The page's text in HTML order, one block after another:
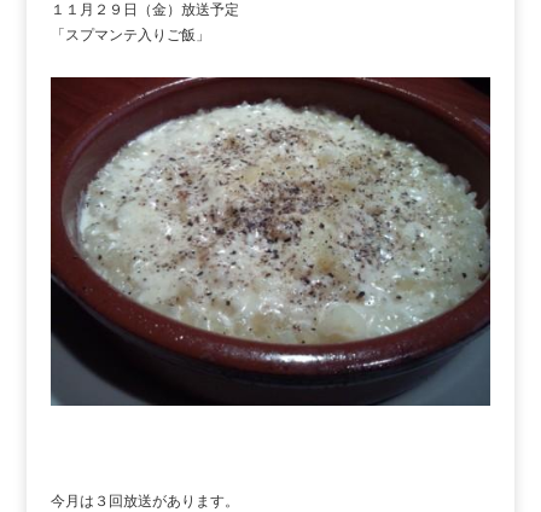
１１月２９日（金）放送予定
「スプマンテ入りご飯」
今月は３回放送があります。